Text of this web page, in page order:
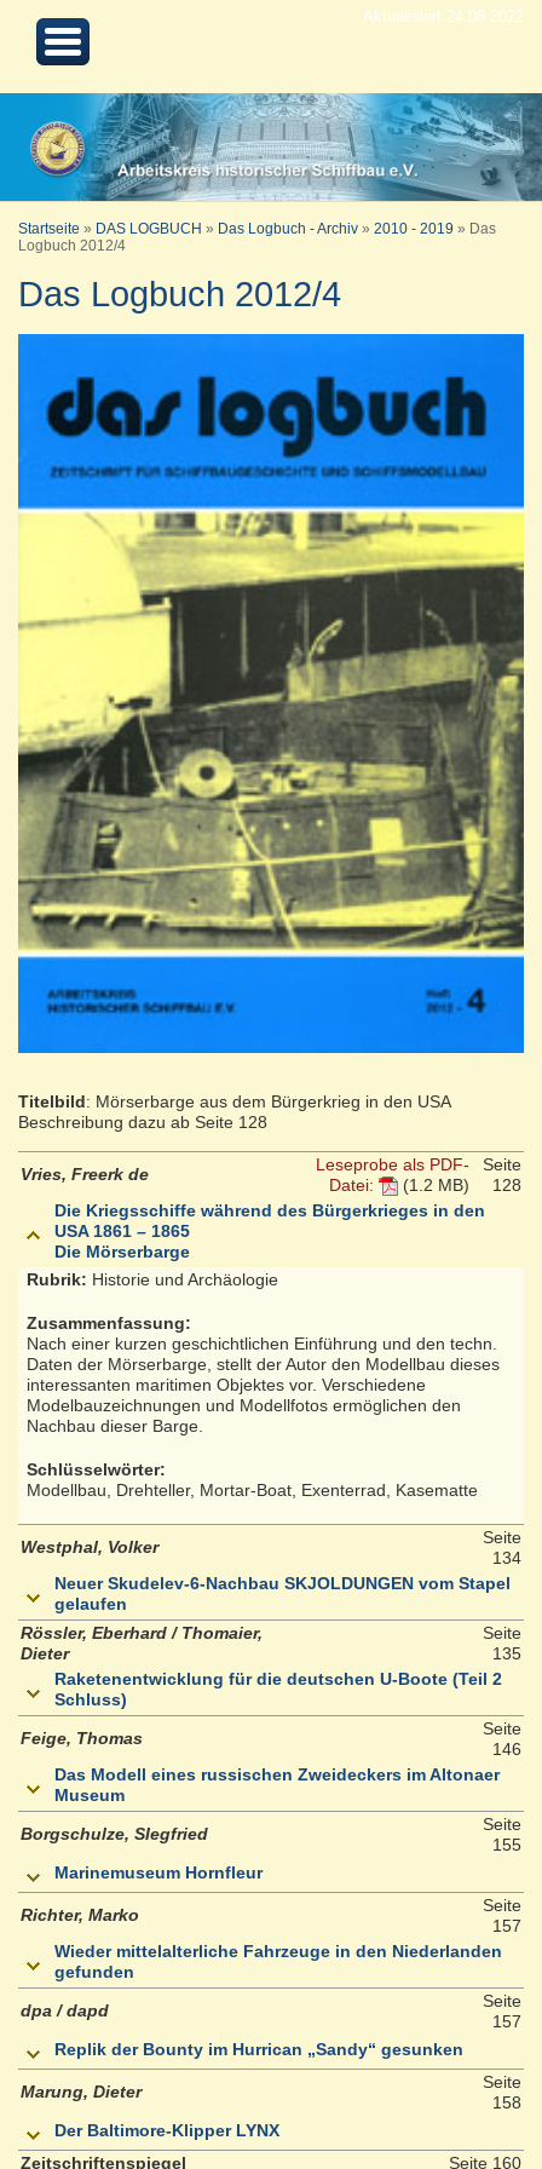
Aktualisiert 24.08.2022
Startseite » DAS LOGBUCH » Das Logbuch - Archiv » 2010 - 2019 »
Das
Logbuch 2012/4
Das Logbuch 2012/4
Titelbild: Mörserbarge aus dem Bürgerkrieg in den USA
Beschreibung dazu ab Seite 128
Vries, Freerk de
Leseprobe als PDF-
Datei:
(1.2 MB)
Seite
128
Die Kriegsschiffe während des Bürgerkrieges in den
USA 1861 – 1865
Die Mörserbarge
Rubrik: Historie und Archäologie
Zusammenfassung:
Nach einer kurzen geschichtlichen Einführung und den techn.
Daten der Mörserbarge, stellt der Autor den Modellbau dieses
interessanten maritimen Objektes vor. Verschiedene
Modelbauzeichnungen und Modellfotos ermöglichen den
Nachbau dieser Barge.
Schlüsselwörter:
Modellbau, Drehteller, Mortar-Boat, Exenterrad, Kasematte
Westphal, Volker
Seite
134
Neuer Skudelev-6-Nachbau SKJOLDUNGEN vom Stapel
gelaufen
Rössler, Eberhard / Thomaier,
Dieter
Seite
135
Raketenentwicklung für die deutschen U-Boote (Teil 2
Schluss)
Feige, Thomas
Seite
146
Das Modell eines russischen Zweideckers im Altonaer
Museum
Borgschulze, SIegfried
Seite
155
Marinemuseum Hornfleur
Richter, Marko
Seite
157
Wieder mittelalterliche Fahrzeuge in den Niederlanden
gefunden
dpa / dapd
Seite
157
Replik der Bounty im Hurrican „Sandy“ gesunken
Marung, Dieter
Seite
158
Der Baltimore-Klipper LYNX
Zeitschriftenspiegel
Seite 160